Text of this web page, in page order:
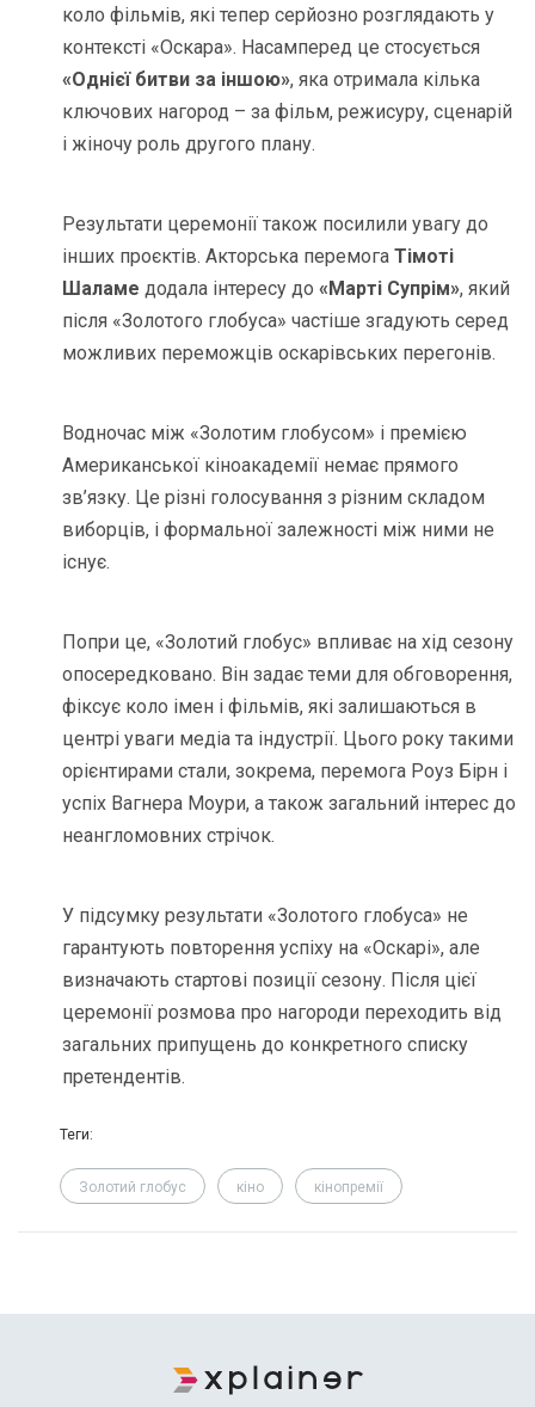
коло фільмів, які тепер серйозно розглядають у
контексті «Оскара». Насамперед це стосується
«Однієї битви за іншою», яка отримала кілька
ключових нагород – за фільм, режисуру, сценарій
і жіночу роль другого плану.
Результати церемонії також посилили увагу до
інших проєктів. Акторська перемогаТімоті
Шаламе додала інтересу до«Марті Супрім», який
після «Золотого глобуса» частіше згадують серед
можливих переможців оскарівських перегонів.
Водночас між «Золотим глобусом» і премією
Американської кіноакадемії немає прямого
зв’язку. Це різні голосування з різним складом
виборців, і формальної залежності між ними не
існує.
Попри це, «Золотий глобус» впливає на хід сезону
опосередковано. Він задає теми для обговорення,
фіксує коло імен і фільмів, які залишаються в
центрі уваги медіа та індустрії. Цього року такими
орієнтирами стали, зокрема, перемога Роуз Бірн і
успіх Вагнера Моури, а також загальний інтерес до
неангломовних стрічок.
У підсумку результати «Золотого глобуса» не
гарантують повторення успіху на «Оскарі», але
визначають стартові позиції сезону. Після цієї
церемонії розмова про нагороди переходить від
загальних припущень до конкретного списку
претендентів.
Теги:
Золотий глобус кіно кінопремії